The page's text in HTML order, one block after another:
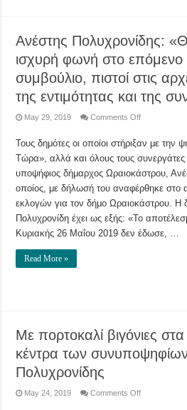
Ανέστης Πολυχρονίδης:
ισχυρή φωνή στο επόμενο
συμβούλιο, πιστοί στις
της εντιμότητας και της
May 29, 2019 Comments Offon
«Θα
είμαστε
μια
φωνή
στο
επόμενο
δημοτικό
συμβούλιο,
πιστοί
στις
αρχές
Τους δημότες οι οποίοι στήριξαν με την
Τώρα», αλλά και όλους τους συνεργάτες
υποψήφιος δήμαρχος Ωραιοκάστρου,
οποίος, με δήλωσή του αναφέρθηκε στο
εκλογών για τον δήμο Ωραιοκάστρου. Η
Πολυχρονίδη έχει ως εξής: «Το
Κυριακής 26 Μαΐου 2019 δεν έδωσε, …
Read More »
Με πορτοκαλί βιγόνιες
κέντρα των
Πολυχρονίδης
May 24, 2019 Comments Offon